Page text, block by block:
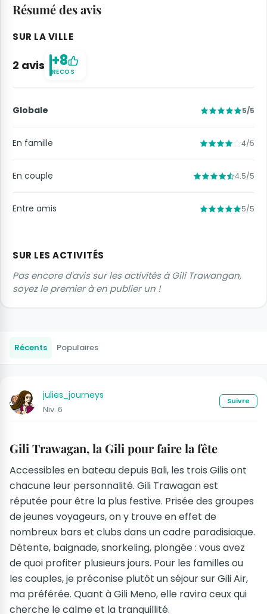
Résumé des avis
SUR LA VILLE
2 avis +8
RECOS
Globale 5/5
En famille 4/5
En couple 4.5/5
Entre amis 5/5
SUR LES ACTIVITÉS
Pas encore d'avis sur les activités à Gili Trawangan,
soyez le premier à en publier un !
Récents Populaires
julies_journeys
Niv. 6
Suivre
Gili Trawagan, la Gili pour faire la fête
Accessibles en bateau depuis Bali, les trois Gilis ont
chacune leur personnalité. Gili Trawagan est
réputée pour être la plus festive. Prisée des groupes
de jeunes voyageurs, on y trouve en effet de
nombreux bars et clubs dans un cadre paradisiaque.
Détente, baignade, snorkeling, plongée : vous avez
de quoi profiter plusieurs jours. Pour les familles ou
les couples, je préconise plutôt un séjour sur Gili Air,
ma préférée. Quant à Gili Meno, elle ravira ceux qui
cherche le calme et la tranquillité.